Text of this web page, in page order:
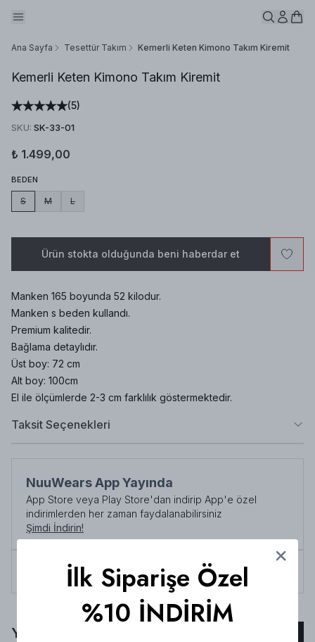
Ana Sayfa Tesettür Takım Kemerli Keten Kimono Takım Kiremit
Kemerli Keten Kimono Takım Kiremit
(5)
SKU: SK-33-01
₺ 1.499,00
BEDEN
S M L
Ürün stokta olduğunda beni haberdar et
Manken 165 boyunda 52 kilodur.
Manken s beden kullandı.
Premium kalitedir.
Bağlama detaylıdır.
Üst boy: 72 cm
Alt boy: 100cm
El ile ölçümlerde 2-3 cm farklılık göstermektedir.
Taksit Seçenekleri
NuuWears App Yayında
App Store veya Play Store'dan indirip App'e özel
indirimlerden her zaman faydalanabilirsiniz
Şimdi İndirin!
Tüm siparişlerde 3000 TL üzeri kargo ücretsiz!
Yorumlar
İlk Siparişe Özel
%10 İNDİRİM